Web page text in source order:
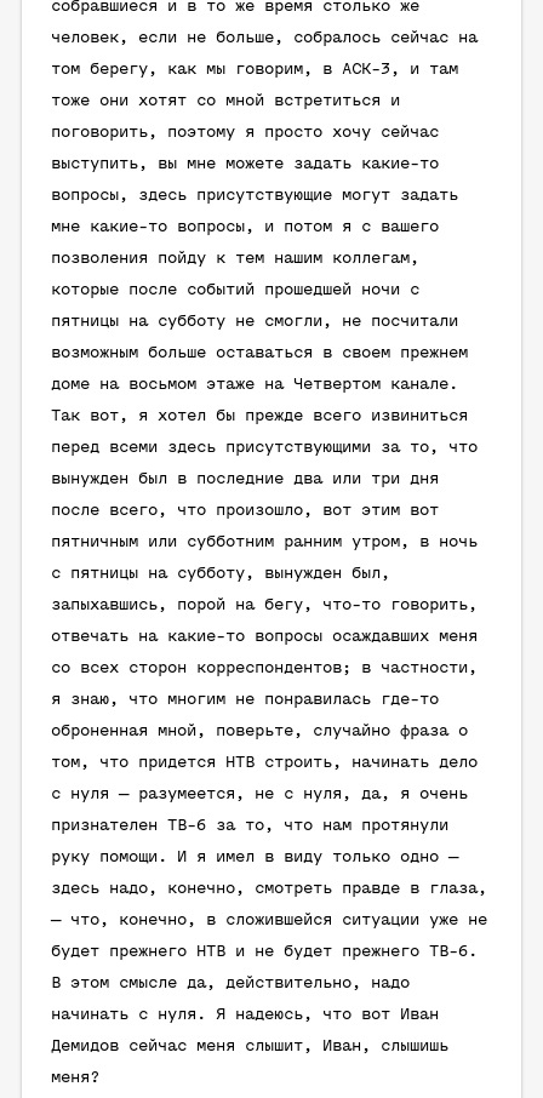
собравшиеся и в то же время столько же
человек, если не больше, собралось сейчас на
том берегу, как мы говорим, в АСК-3, и там
тоже они хотят со мной встретиться и
поговорить, поэтому я просто хочу сейчас
выступить, вы мне можете задать какие-то
вопросы, здесь присутствующие могут задать
мне какие-то вопросы, и потом я с вашего
позволения пойду к тем нашим коллегам,
которые после событий прошедшей ночи с
пятницы на субботу не смогли, не посчитали
возможным больше оставаться в своем прежнем
доме на восьмом этаже на Четвертом канале.
Так вот, я хотел бы прежде всего извиниться
перед всеми здесь присутствующими за то, что
вынужден был в последние два или три дня
после всего, что произошло, вот этим вот
пятничным или субботним ранним утром, в ночь
с пятницы на субботу, вынужден был,
запыхавшись, порой на бегу, что-то говорить,
отвечать на какие-то вопросы осаждавших меня
со всех сторон корреспондентов; в частности,
я знаю, что многим не понравилась где-то
оброненная мной, поверьте, случайно фраза о
том, что придется НТВ строить, начинать дело
с нуля — разумеется, не с нуля, да, я очень
признателен ТВ-6 за то, что нам протянули
руку помощи. И я имел в виду только одно —
здесь надо, конечно, смотреть правде в глаза,
— что, конечно, в сложившейся ситуации уже не
будет прежнего НТВ и не будет прежнего ТВ-6.
В этом смысле да, действительно, надо
начинать с нуля. Я надеюсь, что вот Иван
Демидов сейчас меня слышит, Иван, слышишь
меня?